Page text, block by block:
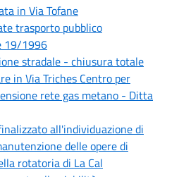
in Via Tofane
trasporto pubblico
19/1996
stradale - chiusura totale
in Via Triches Centro per
rete gas metano - Ditta
all'individuazione di
delle opere di
rotatoria di La Cal